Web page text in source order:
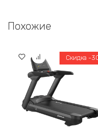
Похожие
Скидка -